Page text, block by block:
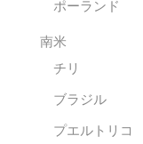
ポーランド
南米
チリ
ブラジル
プエルトリコ